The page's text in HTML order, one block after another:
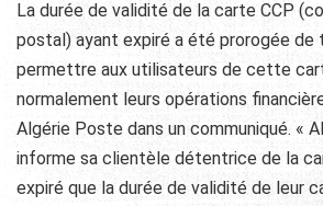
La durée de validité de la carte CCP
postal) ayant expiré a été prorogée de
permettre aux utilisateurs de cette
normalement leurs opérations
Algérie Poste dans un communiqué. «
informe sa clientèle détentrice de la
expiré que la durée de validité de leur